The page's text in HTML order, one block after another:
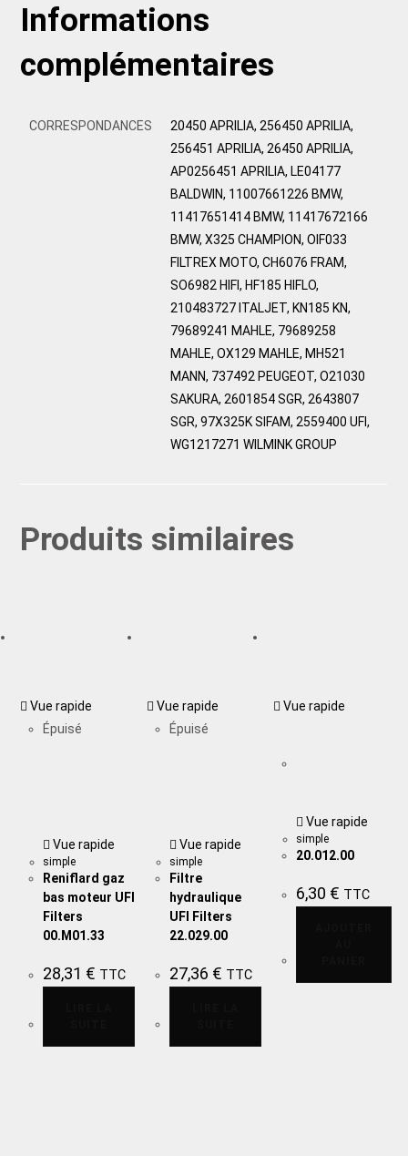
Informations
complémentaires
CORRESPONDANCES
20450 APRILIA, 256450 APRILIA,
256451 APRILIA, 26450 APRILIA,
AP0256451 APRILIA, LE04177
BALDWIN, 11007661226 BMW,
11417651414 BMW, 11417672166
BMW, X325 CHAMPION, OIF033
FILTREX MOTO, CH6076 FRAM,
SO6982 HIFI, HF185 HIFLO,
210483727 ITALJET, KN185 KN,
79689241 MAHLE, 79689258
MAHLE, OX129 MAHLE, MH521
MANN, 737492 PEUGEOT, O21030
SAKURA, 2601854 SGR, 2643807
SGR, 97X325K SIFAM, 2559400 UFI,
WG1217271 WILMINK GROUP
Produits similaires
Vue rapide
Épuisé
Vue rapide
simple
Reniflard gaz
bas moteur UFI
Filters
00.M01.33
28,31 € TTC
Vue rapide
Épuisé
Vue rapide
simple
Filtre
hydraulique
UFI Filters
22.029.00
27,36 € TTC
Vue rapide
Vue rapide
simple
20.012.00
6,30 € TTC